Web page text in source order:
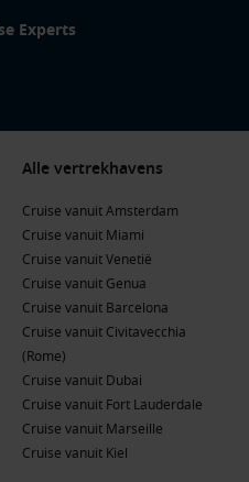
Italiaanse en internationale
volledig all-inclusive
of grote theaters, maar
service.
aan het dorpsplein, de
je eenvoudig de
charmante kerk op een heuvel
Experts
Alle vertrekhavens
Cruise vanuit Amsterdam
Cruise vanuit Miami
Cruise vanuit Venetië
Cruise vanuit Genua
Cruise vanuit Barcelona
Cruise vanuit Civitavecchia
(Rome)
Cruise vanuit Dubai
Cruise vanuit Fort Lauderdale
Cruise vanuit Marseille
Cruise vanuit Kiel